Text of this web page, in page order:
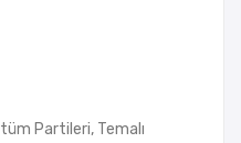
Partileri, Temalı